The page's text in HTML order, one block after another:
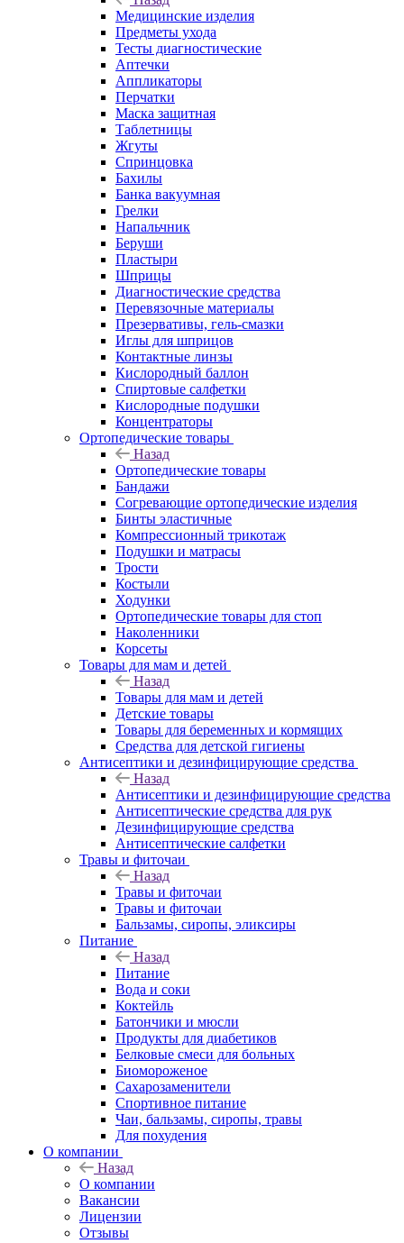
Медицинские изделия
Предметы ухода
Тесты диагностические
Аптечки
Аппликаторы
Перчатки
Маска защитная
Таблетницы
Жгуты
Спринцовка
Бахилы
Банка вакуумная
Грелки
Напальчник
Беруши
Пластыри
Шприцы
Диагностические средства
Перевязочные материалы
Презервативы, гель-смазки
Иглы для шприцов
Контактные линзы
Кислородный баллон
Спиртовые салфетки
Кислородные подушки
Концентраторы
Ортопедические товары
Назад
Ортопедические товары
Бандажи
Согревающие ортопедические изделия
Бинты эластичные
Компрессионный трикотаж
Подушки и матрасы
Трости
Костыли
Ходунки
Ортопедические товары для стоп
Наколенники
Корсеты
Товары для мам и детей
Назад
Товары для мам и детей
Детские товары
Товары для беременных и кормящих
Средства для детской гигиены
Антисептики и дезинфицирующие средства
Назад
Антисептики и дезинфицирующие средства
Антисептические средства для рук
Дезинфицирующие средства
Антисептические салфетки
Травы и фиточаи
Назад
Травы и фиточаи
Травы и фиточаи
Бальзамы, сиропы, эликсиры
Питание
Назад
Питание
Вода и соки
Коктейль
Батончики и мюсли
Продукты для диабетиков
Белковые смеси для больных
Биомороженое
Сахарозаменители
Спортивное питание
Чаи, бальзамы, сиропы, травы
Для похудения
О компании
Назад
О компании
Вакансии
Лицензии
Отзывы